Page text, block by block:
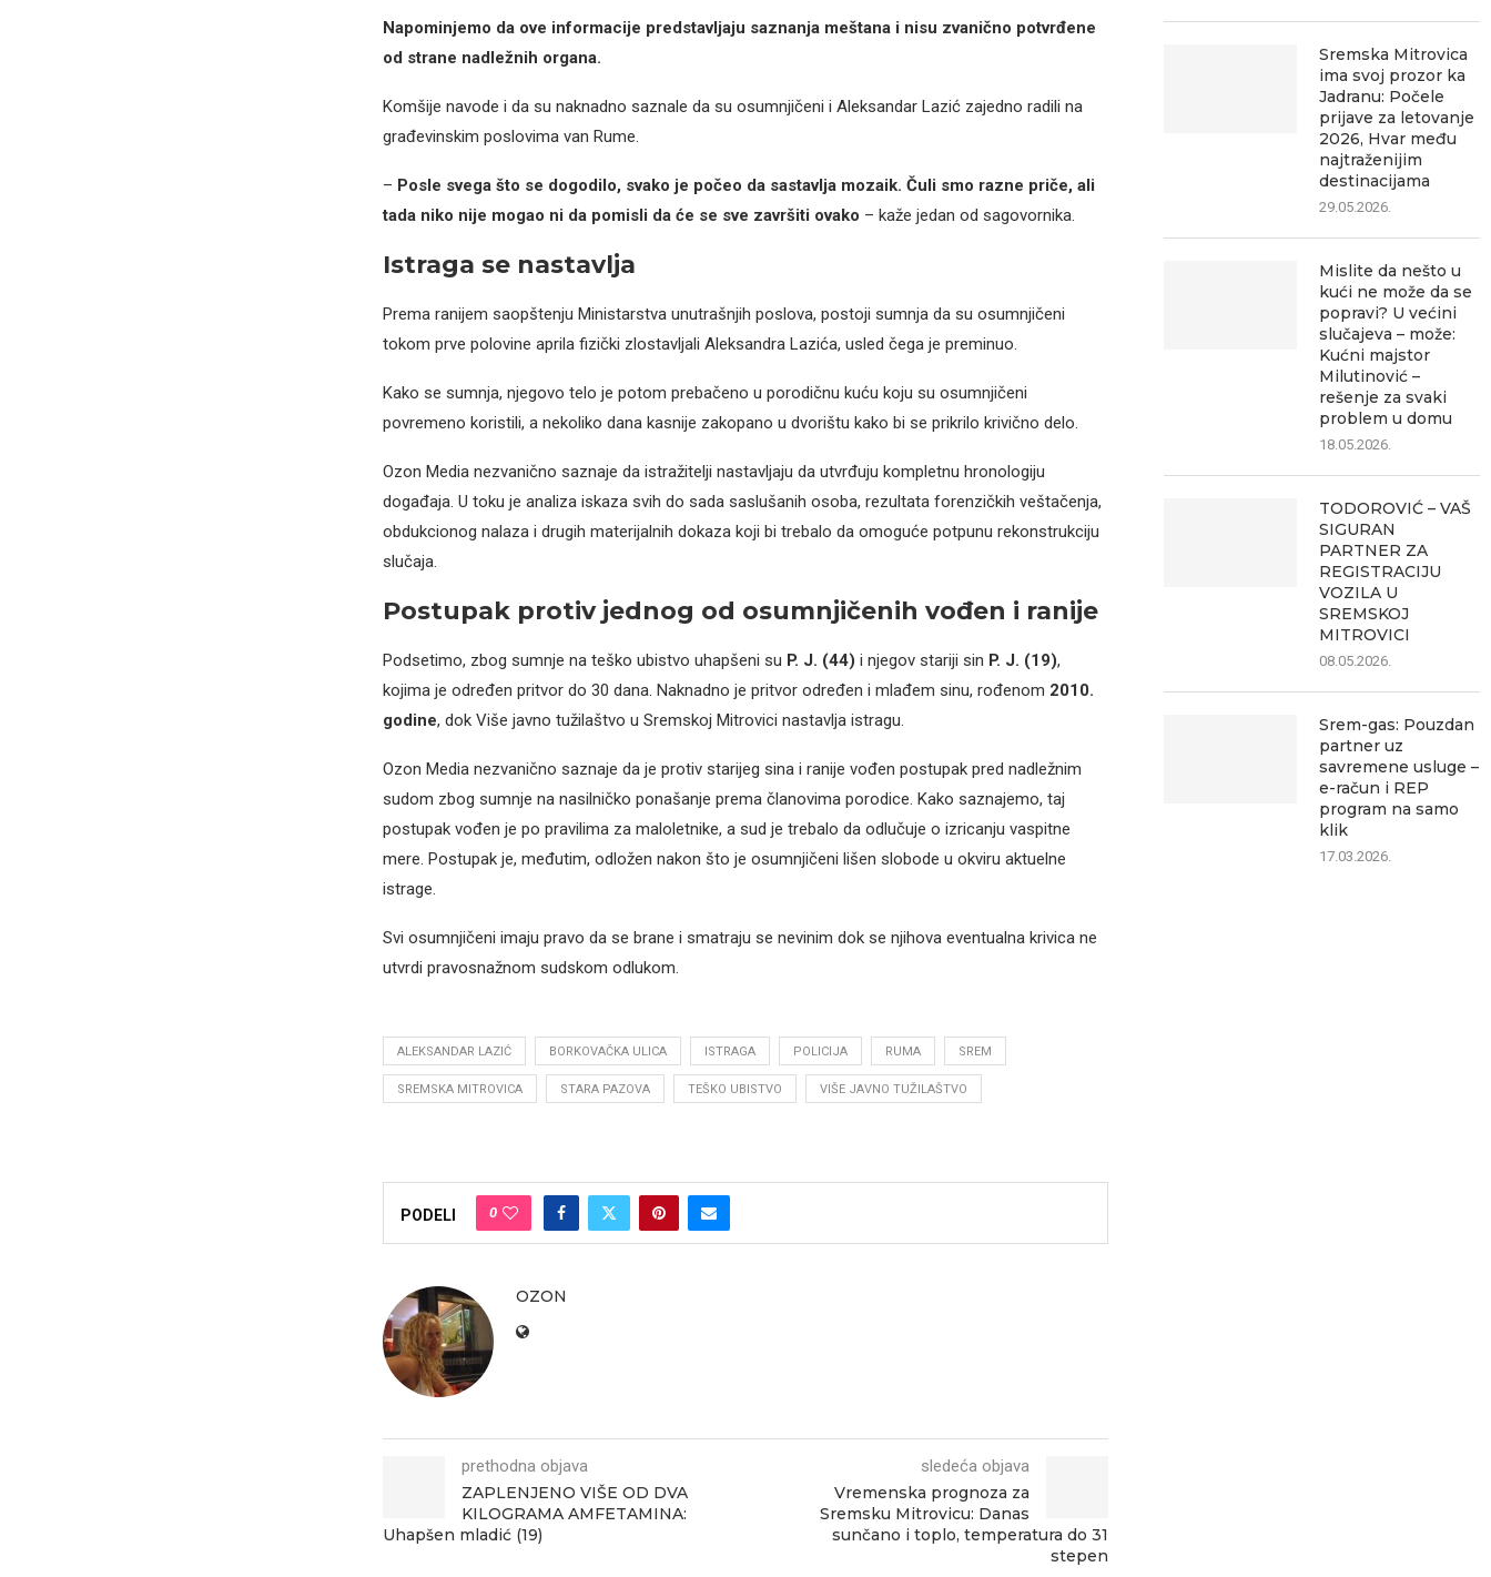
Napominjemo da ove informacije predstavljaju saznanja meštana i nisu zvanično potvrđene
od strane nadležnih organa.
Komšije navode i da su naknadno saznale da su osumnjičeni i Aleksandar Lazić zajedno radili na
građevinskim poslovima van Rume.
– Posle svega što se dogodilo, svako je počeo da sastavlja mozaik. Čuli smo razne priče, ali
tada niko nije mogao ni da pomisli da će se sve završiti ovako – kaže jedan od sagovornika.
Istraga se nastavlja
Prema ranijem saopštenju Ministarstva unutrašnjih poslova, postoji sumnja da su osumnjičeni
tokom prve polovine aprila fizički zlostavljali Aleksandra Lazića, usled čega je preminuo.
Kako se sumnja, njegovo telo je potom prebačeno u porodičnu kuću koju su osumnjičeni
povremeno koristili, a nekoliko dana kasnije zakopano u dvorištu kako bi se prikrilo krivično delo.
Ozon Media nezvanično saznaje da istražitelji nastavljaju da utvrđuju kompletnu hronologiju
događaja. U toku je analiza iskaza svih do sada saslušanih osoba, rezultata forenzičkih veštačenja,
obdukcionog nalaza i drugih materijalnih dokaza koji bi trebalo da omoguće potpunu rekonstrukciju
slučaja.
Postupak protiv jednog od osumnjičenih vođen i ranije
Podsetimo, zbog sumnje na teško ubistvo uhapšeni su P. J. (44) i njegov stariji sin P. J. (19),
kojima je određen pritvor do 30 dana. Naknadno je pritvor određen i mlađem sinu, rođenom 2010.
godine, dok Više javno tužilaštvo u Sremskoj Mitrovici nastavlja istragu.
Ozon Media nezvanično saznaje da je protiv starijeg sina i ranije vođen postupak pred nadležnim
sudom zbog sumnje na nasilničko ponašanje prema članovima porodice. Kako saznajemo, taj
postupak vođen je po pravilima za maloletnike, a sud je trebalo da odlučuje o izricanju vaspitne
mere. Postupak je, međutim, odložen nakon što je osumnjičeni lišen slobode u okviru aktuelne
istrage.
Svi osumnjičeni imaju pravo da se brane i smatraju se nevinim dok se njihova eventualna krivica ne
utvrdi pravosnažnom sudskom odlukom.
ALEKSANDAR LAZIĆ BORKOVAČKA ULICA ISTRAGA POLICIJA RUMA SREM
SREMSKA MITROVICA STARA PAZOVA TEŠKO UBISTVO VIŠE JAVNO TUŽILAŠTVO
PODELI 0
OZON
prethodna objava
ZAPLENJENO VIŠE OD DVA
KILOGRAMA AMFETAMINA:
Uhapšen mladić (19)
sledeća objava
Vremenska prognoza za
Sremsku Mitrovicu: Danas
sunčano i toplo, temperatura do 31
stepen
Sremska Mitrovica
ima svoj prozor ka
Jadranu: Počele
prijave za letovanje
2026, Hvar među
najtraženijim
destinacijama
29.05.2026.
Mislite da nešto u
kući ne može da se
popravi? U većini
slučajeva – može:
Kućni majstor
Milutinović –
rešenje za svaki
problem u domu
18.05.2026.
TODOROVIĆ – VAŠ
SIGURAN
PARTNER ZA
REGISTRACIJU
VOZILA U
SREMSKOJ
MITROVICI
08.05.2026.
Srem-gas: Pouzdan
partner uz
savremene usluge –
e-račun i REP
program na samo
klik
17.03.2026.